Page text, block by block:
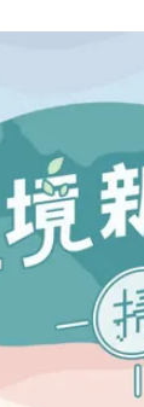
，因為居民